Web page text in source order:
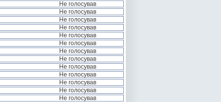
Не голосував
Не голосував
Не голосував
Не голосував
Не голосував
Не голосував
Не голосував
Не голосував
Не голосував
Не голосував
Не голосував
Не голосував
Не голосував